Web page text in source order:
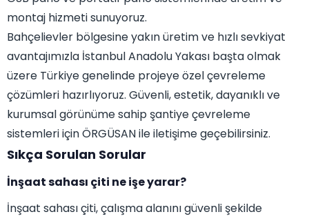
montaj hizmeti sunuyoruz.
Bahçelievler bölgesine yakın üretim ve hızlı sevkiyat
avantajımızla İstanbul Anadolu Yakası başta olmak
üzere Türkiye genelinde projeye özel çevreleme
çözümleri hazırlıyoruz. Güvenli, estetik, dayanıklı ve
kurumsal görünüme sahip şantiye çevreleme
sistemleri için ÖRGÜSAN ile iletişime geçebilirsiniz.
Sıkça Sorulan Sorular
İnşaat sahası çiti ne işe yarar?
İnşaat sahası çiti, çalışma alanını güvenli şekilde